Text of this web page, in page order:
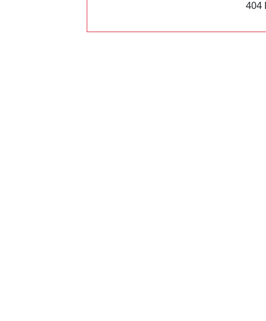
404